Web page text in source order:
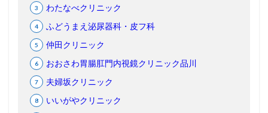
わたなべクリニック
ふどうまえ泌尿器科・皮フ科
仲田クリニック
おおさわ胃腸肛門内視鏡クリニック品川
夫婦坂クリニック
いいがやクリニック